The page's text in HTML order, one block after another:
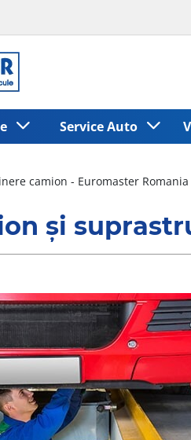
Service Auto
camion - Euromaster Romania
și